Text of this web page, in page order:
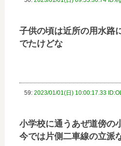
子供の頃は近所の用水路
でたけどな
59: 2023/01/01(日) 10:00:17.33
小学校に通うあぜ道傍の
今では片側二車線の立派